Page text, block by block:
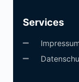
Services